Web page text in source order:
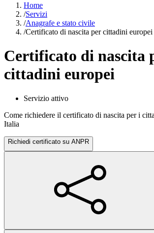
Home
/Servizi
/Anagrafe e stato civile
/Certificato di nascita per cittadini europei
Certificato di nascita
cittadini europei
Servizio attivo
Come richiedere il certificato di nascita per i
Italia
Richiedi certificato su ANPR